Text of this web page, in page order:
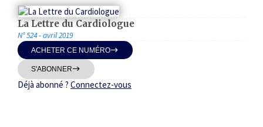
Publication
Thématiques
La Lettre du Cardiologue
N° 524 - avril 2019
ACHETER CE NUMÉRO
S'ABONNER
Déjà abonné ? Connectez-vous